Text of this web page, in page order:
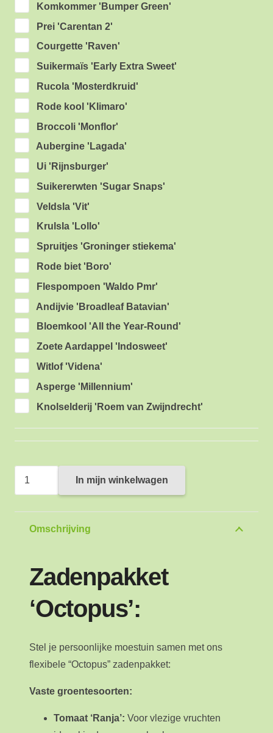
Komkommer 'Bumper Green'
Prei 'Carentan 2'
Courgette 'Raven'
Suikermaïs 'Early Extra Sweet'
Rucola 'Mosterdkruid'
Rode kool 'Klimaro'
Broccoli 'Monflor'
Aubergine 'Lagada'
Ui 'Rijnsburger'
Suikererwten 'Sugar Snaps'
Veldsla 'Vit'
Krulsla 'Lollo'
Spruitjes 'Groninger stiekema'
Rode biet 'Boro'
Flespompoen 'Waldo Pmr'
Andijvie 'Broadleaf Batavian'
Bloemkool 'All the Year-Round'
Zoete Aardappel 'Indosweet'
Witlof 'Videna'
Asperge 'Millennium'
Knolselderij 'Roem van Zwijndrecht'
aantal
In mijn winkelwagen
Omschrijving
Zadenpakket
‘Octopus’:
Stel je persoonlijke moestuin samen met ons
flexibele “Octopus” zadenpakket:
Vaste groentesoorten:
Tomaat ‘Ranja’: Voor vlezige vruchten